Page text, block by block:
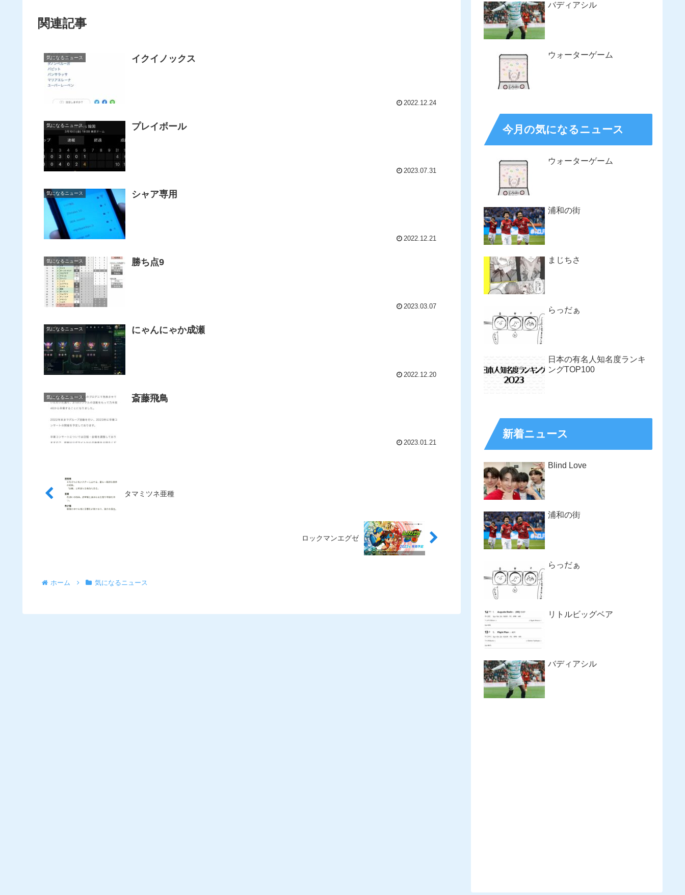
関連記事
気になるニュース イクイノックス
2022.12.24
気になるニュース プレイボール
2023.07.31
気になるニュース シャア専用
2022.12.21
気になるニュース 勝ち点9
2023.03.07
気になるニュース にゃんにゃか成瀬
2022.12.20
気になるニュース 斎藤飛鳥
2023.01.21
タマミツネ亜種
ロックマンエグゼ
ホーム 気になるニュース
バディアシル
ウォーターゲーム
今月の気になるニュース
ウォーターゲーム
浦和の街
まじちさ
らっだぁ
日本の有名人知名度ランキ
ングTOP100
新着ニュース
Blind Love
浦和の街
らっだぁ
リトルビッグベア
バディアシル